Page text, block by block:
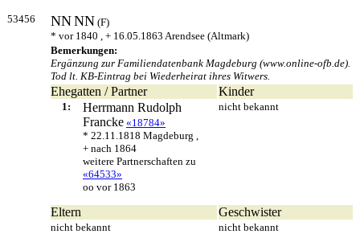
53456 NNNN (F)
* vor 1840 , + 16.05.1863 Arendsee (Altmark)
Bemerkungen:
Ergänzung zur Familiendatenbank Magdeburg (www.online-ofb.de).
Tod lt. KB-Eintrag bei Wiederheirat ihres Witwers.
Ehegatten / Partner Kinder
1:
Herrmann Rudolph
Francke «18784»
* 22.11.1818 Magdeburg ,
+ nach 1864
weitere Partnerschaften zu
«64533»
oo vor 1863
nicht bekannt
Eltern Geschwister
nicht bekannt nicht bekannt